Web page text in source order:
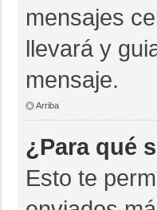
mensajes
llevará y
mensaje.
Arriba
¿Para qué
Esto te